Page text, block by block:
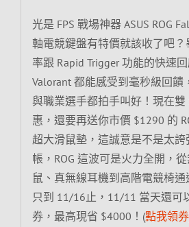
光是 FPS 戰場神器 ASUS ROG
軸電競鍵盤有特價就該收了吧？
率跟 Rapid Trigger 功能的快速回
Valorant 都能感受到毫秒級回饋
與職業選手都拍手叫好！現在
惠，還要再送你市價 $1290 的
超大滑鼠墊，這誠意是不是太
帳，ROG 這波可是火力全開，
鼠、真無線耳機到高階電競椅
只到 11/16止，11/11 當天還可
券，最高現省 $4000！(點我領券